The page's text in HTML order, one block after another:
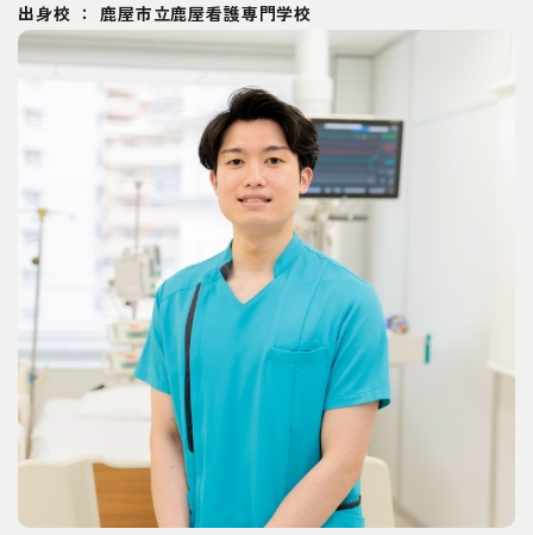
出身校 ： 鹿屋市立鹿屋看護専門学校